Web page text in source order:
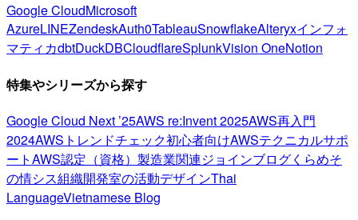
Google CloudMicrosoft
AzureLINEZendeskAuth0TableauSnowflakeAlteryxインフォ
マティカdbtDuckDBCloudflareSplunkVision OneNotion
特集やシリーズから探す
Google Cloud Next ’25AWS re:Invent 2025AWS再入門
2024AWSトレンドチェック初心者向けAWSテクニカルサポ
ートAWS認定（資格） 製造業関連ジョインブログくらめそ
の情シス組織開発室の活動デザインThai
LanguageVietnamese Blog